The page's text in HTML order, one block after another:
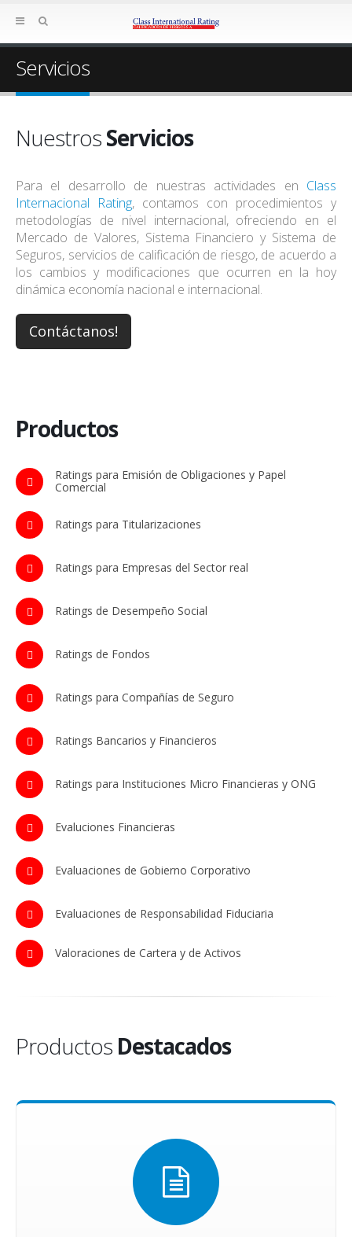
Servicios
NuestrosServicios
Para el desarrollo de nuestras actividades en Class
Internacional Rating, contamos con procedimientos y
metodologías de nivel internacional, ofreciendo en el
Mercado de Valores, Sistema Financiero y Sistema de
Seguros, servicios de calificación de riesgo, de acuerdo a
los cambios y modificaciones que ocurren en la hoy
dinámica economía nacional e internacional.
Contáctanos!
Productos
Ratings para Emisión de Obligaciones y Papel
Comercial
Ratings para Titularizaciones
Ratings para Empresas del Sector real
Ratings de Desempeño Social
Ratings de Fondos
Ratings para Compañías de Seguro
Ratings Bancarios y Financieros
Ratings para Instituciones Micro Financieras y ONG
Evaluciones Financieras
Evaluaciones de Gobierno Corporativo
Evaluaciones de Responsabilidad Fiduciaria
Valoraciones de Cartera y de Activos
Productos Destacados